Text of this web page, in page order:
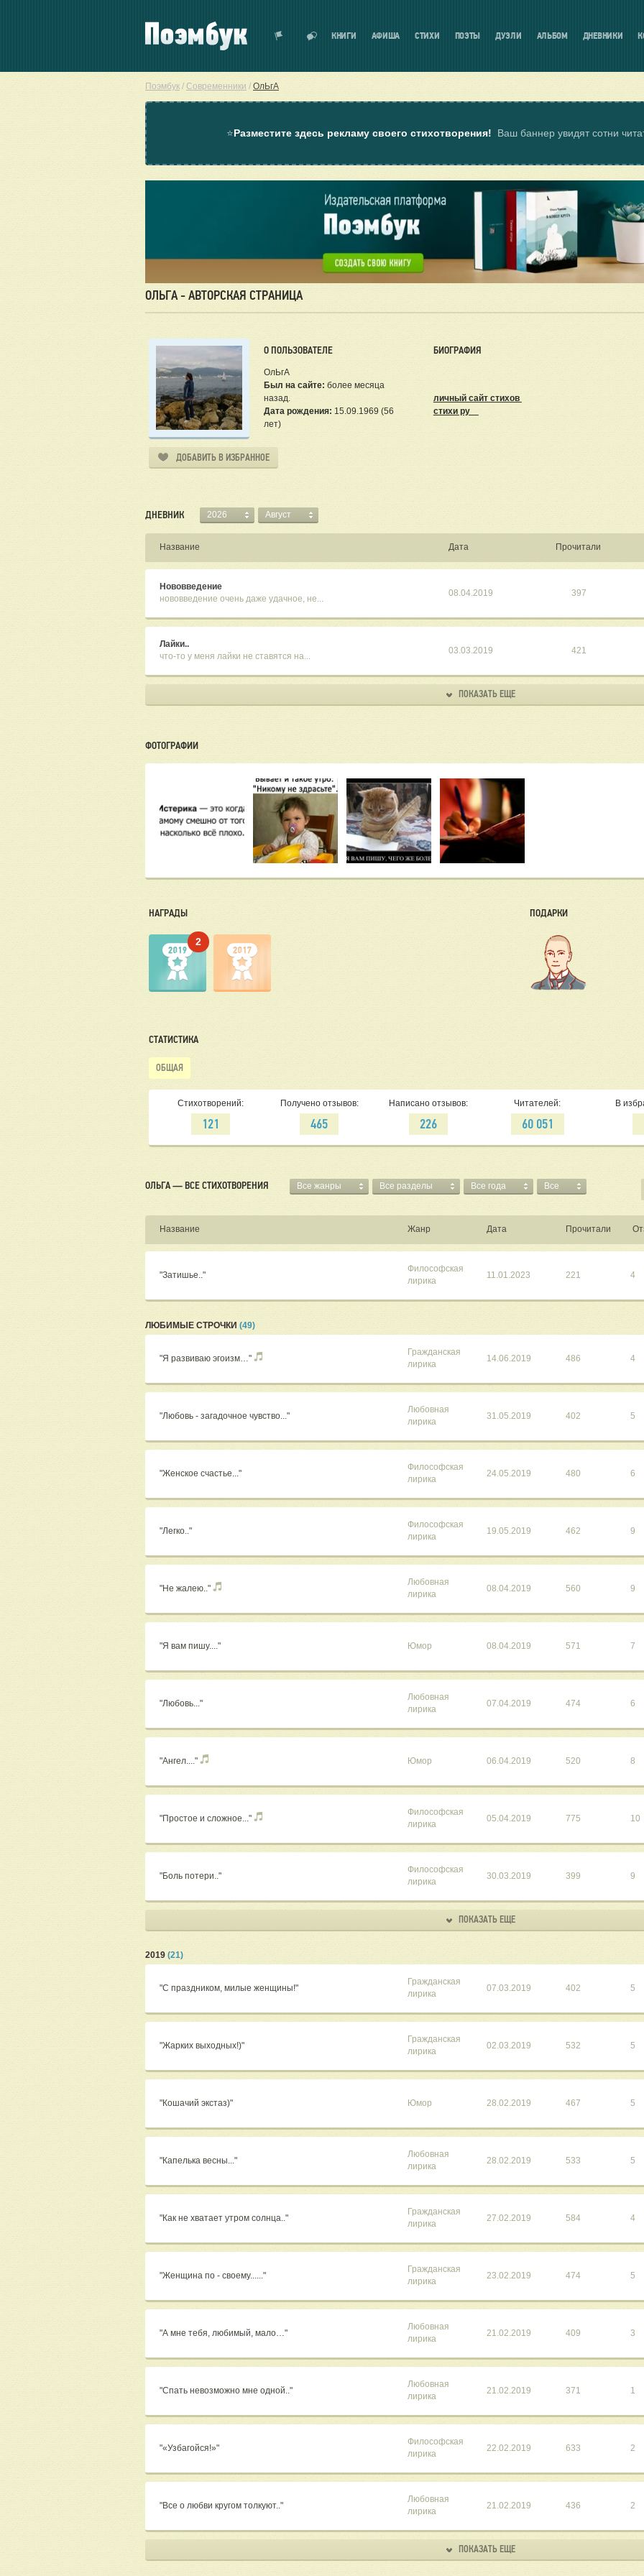
КНИГИ АФИША СТИХИ ПОЭТЫ ДУЭЛИ АЛЬБОМ ДНЕВНИКИ
Поэмбук / Современники / ОлЬгА
⭐Разместите здесь рекламу своего стихотворения! Ваш баннер увидят сотни
ОЛЬГА - АВТОРСКАЯ СТРАНИЦА
О ПОЛЬЗОВАТЕЛЕ
ОлЬгА
Был на сайте: более месяца
назад.
Дата рождения: 15.09.1969 (56
лет)
ДОБАВИТЬ В ИЗБРАННОЕ
БИОГРАФИЯ
личный сайт стихов
стихи ру
ДНЕВНИК 2026 Август
Название Дата Прочитали
Нововведение
нововведение очень даже удачное, не...
08.04.2019 397
Лайки..
что-то у меня лайки не ставятся на...
03.03.2019 421
ПОКАЗАТЬ ЕЩЕ
ФОТОГРАФИИ
НАГРАДЫ
2
ПОДАРКИ
СТАТИСТИКА
ОБЩАЯ
Стихотворений:
121
Получено отзывов:
465
Написано отзывов:
226
Читателей:
60 051
В
ОЛЬГА — ВСЕ СТИХОТВОРЕНИЯ Все жанры Все разделы Все года Все
Название Жанр Дата Прочитали
"Затишье.."
Философская
лирика
11.01.2023 221 4
ЛЮБИМЫЕ СТРОЧКИ (49)
"Я развиваю эгоизм…"
Гражданская
лирика
14.06.2019 486 4
"Любовь - загадочное чувство..."
Любовная
лирика
31.05.2019 402 5
"Женское счастье..."
Философская
лирика
24.05.2019 480 6
"Легко.."
Философская
лирика
19.05.2019 462 9
"Не жалею.."
Любовная
лирика
08.04.2019 560 9
"Я вам пишу...." Юмор 08.04.2019 571 7
"Любовь..."
Любовная
лирика
07.04.2019 474 6
"Ангел...." Юмор 06.04.2019 520 8
"Простое и сложное..."
Философская
лирика
05.04.2019 775 10
"Боль потери.."
Философская
лирика
30.03.2019 399 9
ПОКАЗАТЬ ЕЩЕ
2019 (21)
"С праздником, милые женщины!"
Гражданская
лирика
07.03.2019 402 5
"Жарких выходных!)"
Гражданская
лирика
02.03.2019 532 5
"Кошачий экстаз)" Юмор 28.02.2019 467 5
"Капелька весны..."
Любовная
лирика
28.02.2019 533 5
"Как не хватает утром солнца.."
Гражданская
лирика
27.02.2019 584 4
"Женщина по - своему......"
Гражданская
лирика
23.02.2019 474 5
"А мне тебя, любимый, мало…"
Любовная
лирика
21.02.2019 409 3
"Спать невозможно мне одной.."
Любовная
лирика
21.02.2019 371 1
"«Узбагойся!»"
Философская
лирика
22.02.2019 633 2
"Все о любви кругом толкуют.."
Любовная
лирика
21.02.2019 436 2
ПОКАЗАТЬ ЕЩЕ